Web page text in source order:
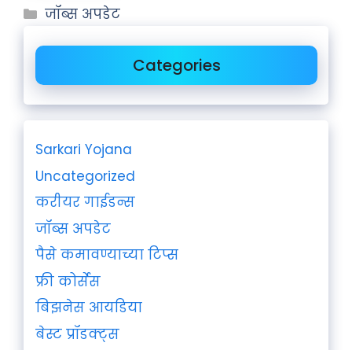
जॉब्स अपडेट
Categories
Sarkari Yojana
Uncategorized
करीयर गाईडन्स
जॉब्स अपडेट
पैसे कमावण्याच्या टिप्स
फ्री कोर्सेस
बिझनेस आयडिया
बेस्ट प्रॉडक्ट्स